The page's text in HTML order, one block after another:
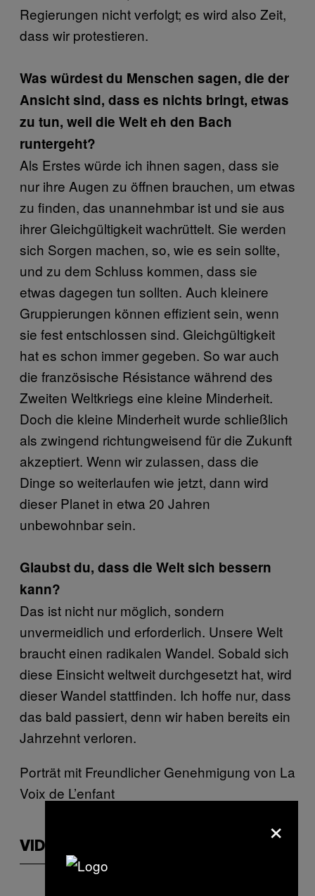
Regierungen nicht verfolgt; es wird also Zeit,
dass wir protestieren.
Was würdest du Menschen sagen, die der
Ansicht sind, dass es nichts bringt, etwas
zu tun, weil die Welt eh den Bach
runtergeht?
Als Erstes würde ich ihnen sagen, dass sie
nur ihre Augen zu öffnen brauchen, um etwas
zu finden, das unannehmbar ist und sie aus
ihrer Gleichgültigkeit wachrüttelt. Sie werden
sich Sorgen machen, so, wie es sein sollte,
und zu dem Schluss kommen, dass sie
etwas dagegen tun sollten. Auch kleinere
Gruppierungen können effizient sein, wenn
sie fest entschlossen sind. Gleichgültigkeit
hat es schon immer gegeben. So war auch
die französische Résistance während des
Zweiten Weltkriegs eine kleine Minderheit.
Doch die kleine Minderheit wurde schließlich
als zwingend richtungweisend für die Zukunft
akzeptiert. Wenn wir zulassen, dass die
Dinge so weiterlaufen wie jetzt, dann wird
dieser Planet in etwa 20 Jahren
unbewohnbar sein.
Glaubst du, dass die Welt sich bessern
kann?
Das ist nicht nur möglich, sondern
unvermeidlich und erforderlich. Unsere Welt
braucht einen radikalen Wandel. Sobald sich
diese Einsicht weltweit durchgesetzt hat, wird
dieser Wandel stattfinden. Ich hoffe nur, dass
das bald passiert, denn wir haben bereits ein
Jahrzehnt verloren.
Porträt mit Freundlicher Genehmigung von La
Voix de L’enfant
VIDEOS BY VICE ×